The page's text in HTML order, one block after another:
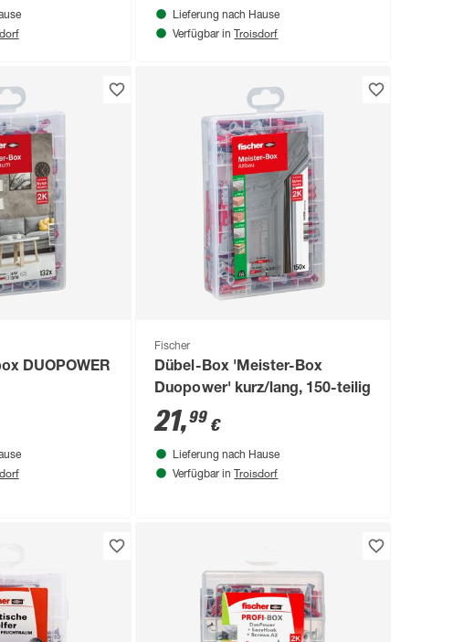
Lieferung nach Hause
Verfügbar in Troisdorf
DUOPOWER
Fischer
Dübel-Box 'Meister-Box
Duopower' kurz/lang, 150-teilig
21,99 €
Lieferung nach Hause
Verfügbar in Troisdorf